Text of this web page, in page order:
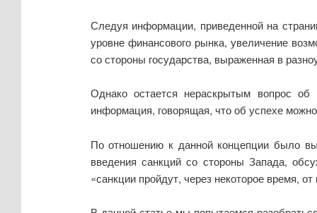
Следуя информации, приведенной на
уровне финансового рынка, увеличение
со стороны государства, выраженная в
Однако остается нераскрытым вопрос об
информация, говорящая, что об успехе
По отношению к данной концепции было
введения санкций со стороны Запада,
«санкции пройдут, через некоторое время,